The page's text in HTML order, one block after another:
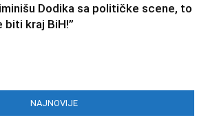
Dodika sa političke scene, to
biti kraj BiH!”
NAJNOVIJE